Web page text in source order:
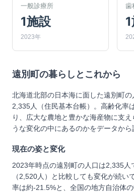
一般診療所
1施設
2023年
歯
遠別町 の暮らしとこれから
北海道北部の日本海に面した遠別町
2,335人（住民基本台帳）。高齢化率
り、広大な農地と豊かな海産物に支
うな変化の中にあるのかをデータから
現在の姿と変化
2023年時点の遠別町の人口は2,335人
（2,520人）と比較しても変化が続い
率は約-21.5%と、全国の地方自治体